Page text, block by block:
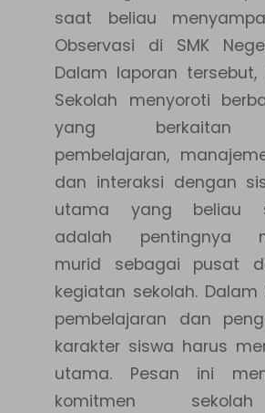
saat beliau
Observasi di SMK
Dalam laporan tersebut,
Sekolah menyoroti
yang berkaitan
pembelajaran,
dan interaksi dengan
utama yang beliau
adalah pentingnya
murid sebagai pusat
kegiatan sekolah. Dalam
pembelajaran dan
karakter siswa harus
utama. Pesan ini
komitmen